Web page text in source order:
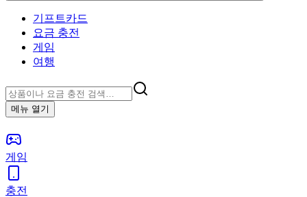
기프트카드
요금 충전
게임
여행
메뉴 열기
게임
충전